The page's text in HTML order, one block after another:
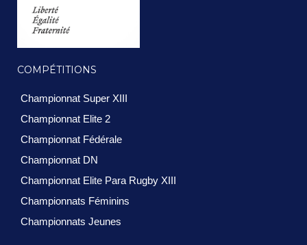
COMPÉTITIONS
Championnat Super XIII
Championnat Elite 2
Championnat Fédérale
Championnat DN
Championnat Elite Para Rugby XIII
Championnats Féminins
Championnats Jeunes